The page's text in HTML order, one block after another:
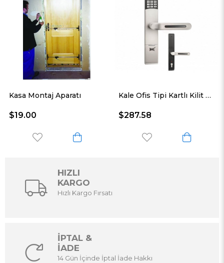
Aparatı Kale Ofis Tipi Kartlı Kilit Şifreli 87-244
HIZLI
KARGO
Hızlı Kargo Fırsatı
İPTAL &
İADE
14 Gün İçinde İptal İade Hakkı